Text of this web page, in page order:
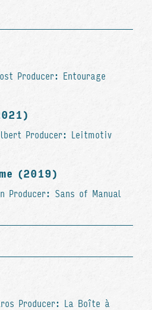
Producer: Entourage
Producer: Leitmotiv
(2019)
Producer: Sans of Manual
Producer: La Boîte à